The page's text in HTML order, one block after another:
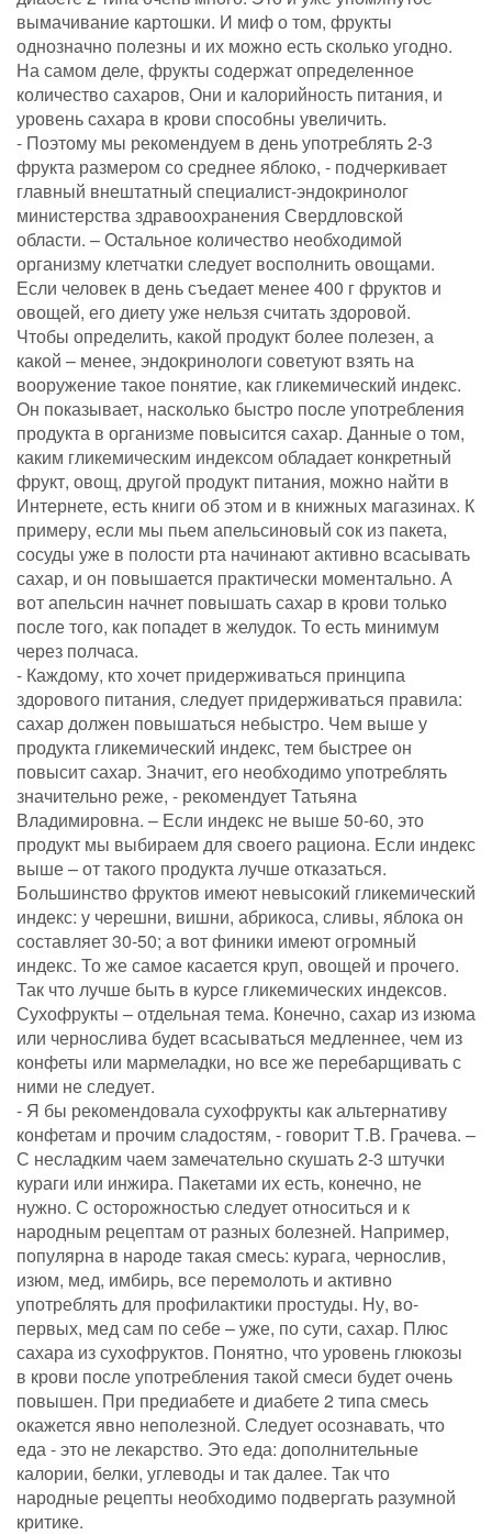
вымачивание картошки. И миф о том, фрукты
однозначно полезны и их можно есть сколько угодно.
На самом деле, фрукты содержат определенное
количество сахаров, Они и калорийность питания, и
уровень сахара в крови способны увеличить.
- Поэтому мы рекомендуем в день употреблять 2-3
фрукта размером со среднее яблоко, - подчеркивает
главный внештатный специалист-эндокринолог
министерства здравоохранения Свердловской
области. – Остальное количество необходимой
организму клетчатки следует восполнить овощами.
Если человек в день съедает менее 400 г фруктов и
овощей, его диету уже нельзя считать здоровой.
Чтобы определить, какой продукт более полезен, а
какой – менее, эндокринологи советуют взять на
вооружение такое понятие, как гликемический индекс.
Он показывает, насколько быстро после употребления
продукта в организме повысится сахар. Данные о том,
каким гликемическим индексом обладает конкретный
фрукт, овощ, другой продукт питания, можно найти в
Интернете, есть книги об этом и в книжных магазинах. К
примеру, если мы пьем апельсиновый сок из пакета,
сосуды уже в полости рта начинают активно всасывать
сахар, и он повышается практически моментально. А
вот апельсин начнет повышать сахар в крови только
после того, как попадет в желудок. То есть минимум
через полчаса.
- Каждому, кто хочет придерживаться принципа
здорового питания, следует придерживаться правила:
сахар должен повышаться небыстро. Чем выше у
продукта гликемический индекс, тем быстрее он
повысит сахар. Значит, его необходимо употреблять
значительно реже, - рекомендует Татьяна
Владимировна. – Если индекс не выше 50-60, это
продукт мы выбираем для своего рациона. Если индекс
выше – от такого продукта лучше отказаться.
Большинство фруктов имеют невысокий гликемический
индекс: у черешни, вишни, абрикоса, сливы, яблока он
составляет 30-50; а вот финики имеют огромный
индекс. То же самое касается круп, овощей и прочего.
Так что лучше быть в курсе гликемических индексов.
Сухофрукты – отдельная тема. Конечно, сахар из изюма
или чернослива будет всасываться медленнее, чем из
конфеты или мармеладки, но все же перебарщивать с
ними не следует.
- Я бы рекомендовала сухофрукты как альтернативу
конфетам и прочим сладостям, - говорит Т.В. Грачева. –
С несладким чаем замечательно скушать 2-3 штучки
кураги или инжира. Пакетами их есть, конечно, не
нужно. С осторожностью следует относиться и к
народным рецептам от разных болезней. Например,
популярна в народе такая смесь: курага, чернослив,
изюм, мед, имбирь, все перемолоть и активно
употреблять для профилактики простуды. Ну, во-
первых, мед сам по себе – уже, по сути, сахар. Плюс
сахара из сухофруктов. Понятно, что уровень глюкозы
в крови после употребления такой смеси будет очень
повышен. При предиабете и диабете 2 типа смесь
окажется явно неполезной. Следует осознавать, что
еда - это не лекарство. Это еда: дополнительные
калории, белки, углеводы и так далее. Так что
народные рецепты необходимо подвергать разумной
критике.